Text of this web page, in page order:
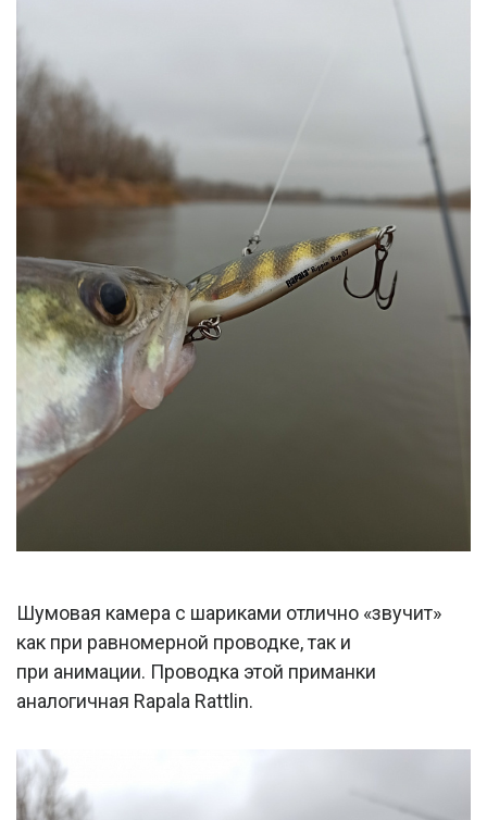
Шумовая камера с шариками отлично «звучит»
как при равномерной проводке, так и
при анимации. Проводка этой приманки
аналогичная Rapala Rattlin.